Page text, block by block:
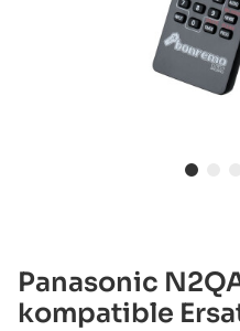
Panasonic
kompatible